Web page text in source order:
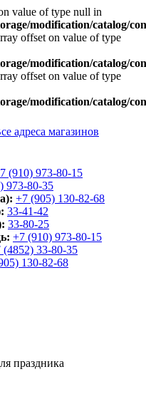
value of type null in
modification/catalog/
offset on value of type
modification/catalog/
offset on value of type
modification/catalog/
адреса магазинов
(910) 973-80-15
973-80-35
+7 (905) 130-82-68
33-41-42
33-80-25
+7 (910) 973-80-15
(4852) 33-80-35
130-82-68
праздника